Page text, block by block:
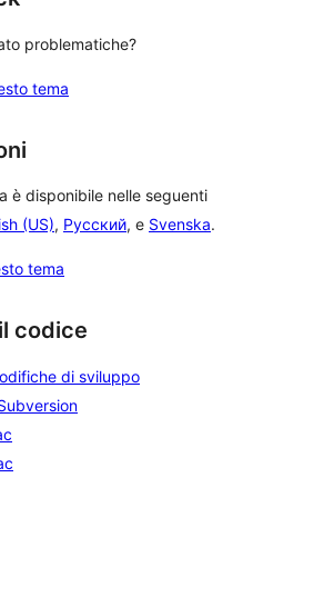
problematiche?
tema
è disponibile nelle seguenti
(US), Русский, e Svenska.
tema
codice
di sviluppo